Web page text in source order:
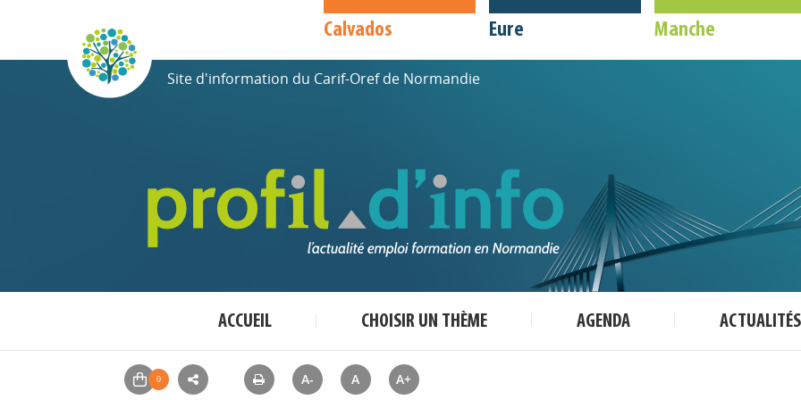
Calvados Eure Manche
Site d'information du Carif-Oref de Normandie
ACCUEIL CHOISIR UN THÈME AGENDA ACTUALITÉS
A- A A+